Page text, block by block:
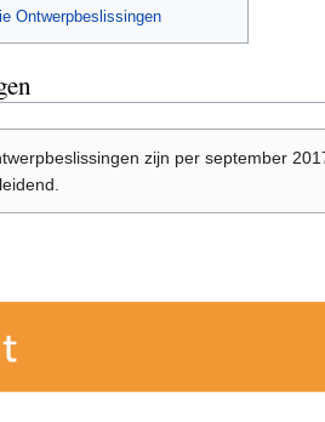
Ontwerpbeslissingen
zijn per september